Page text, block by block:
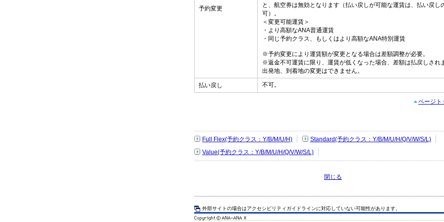
予約変更
と、航空券は無効となります（払い戻しが可能な運賃は、払い戻し
可）。
＜変更可能運賃＞
・より高額なANA普通運賃
・同じ予約クラス、もしくはより高額なANA特別運賃
※予約変更により運賃額が変更となる場合は差額調整が必要。
※返金不可運賃に限り、運賃が低くなった場合、差額は払戻しされ
出発地、到着地の変更はできません。
払い戻し 不可。
ページト
Full Flex(予約クラス：Y/B/M/U/H)
Standard(予約クラス：Y/B/M/U/H/Q/V/W/S/L)
Value(予約クラス：Y/B/M/U/H/Q/V/W/S/L)
閉じる
外部サイトの場合はアクセシビリティガイドラインに対応していない可能性があります。